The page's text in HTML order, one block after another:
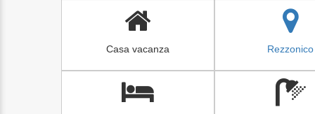
Casa vacanza Rezzonico